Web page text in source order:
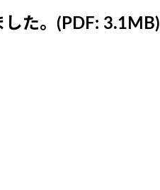
た。(PDF: 3.1MB)